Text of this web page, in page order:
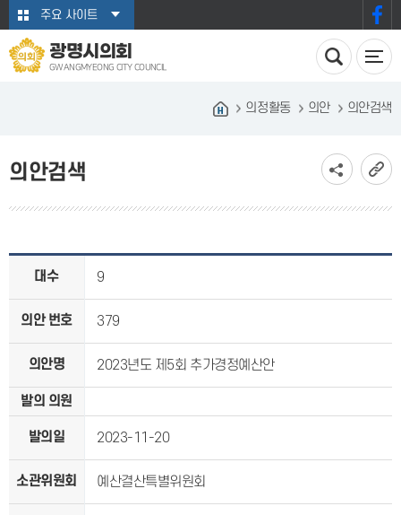
본문바로가기주요 사이트
광명시의회
GWANGMYEONG CITY COUNCIL
의정활동 의안 의안검색
의안검색
대수 9
의안 번호 379
의안명 2023년도 제5회 추가경정예산안
발의 의원
발의일 2023-11-20
소관위원회 예산결산특별위원회